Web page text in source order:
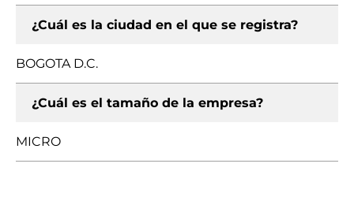
¿Cuál es la ciudad en el que se registra?
BOGOTA D.C.
¿Cuál es el tamaño de la empresa?
MICRO